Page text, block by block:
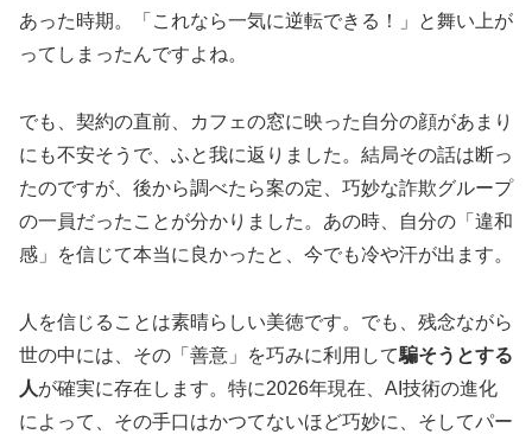
あった時期。「これなら一気に逆転できる！」と舞い上が
ってしまったんですよね。
でも、契約の直前、カフェの窓に映った自分の顔があまり
にも不安そうで、ふと我に返りました。結局その話は断っ
たのですが、後から調べたら案の定、巧妙な詐欺グループ
の一員だったことが分かりました。あの時、自分の「違和
感」を信じて本当に良かったと、今でも冷や汗が出ます。
人を信じることは素晴らしい美徳です。でも、残念ながら
世の中には、その「善意」を巧みに利用して騙そうとする
人が確実に存在します。特に2026年現在、AI技術の進化
によって、その手口はかつてないほど巧妙に、そしてパー